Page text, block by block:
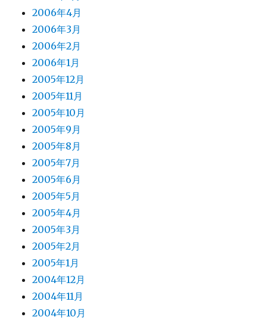
2006年4月
2006年3月
2006年2月
2006年1月
2005年12月
2005年11月
2005年10月
2005年9月
2005年8月
2005年7月
2005年6月
2005年5月
2005年4月
2005年3月
2005年2月
2005年1月
2004年12月
2004年11月
2004年10月